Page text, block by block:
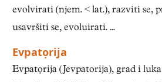
evolvirati (njem. < lat.), razviti se,
usavršiti se, evoluirati. ...
Evpatọrija
Evpatọrija (Jevpatorija), grad i